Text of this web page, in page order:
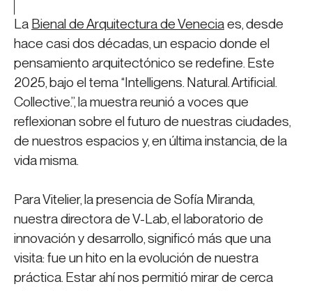
La Bienal de Arquitectura de Veneciaes, desde
hace casi dos décadas, un espacio donde el
pensamiento arquitectónico se redefine. Este
2025, bajo el tema “Intelligens. Natural. Artificial.
Collective.”, la muestra reunió a voces que
reflexionan sobre el futuro de nuestras ciudades,
de nuestros espacios y, en última instancia, de la
vida misma.
Para Vitelier, la presencia de Sofía Miranda,
nuestra directora de V-Lab, el laboratorio de
innovación y desarrollo, significó más que una
visita: fue un hito en la evolución de nuestra
práctica. Estar ahí nos permitió mirar de cerca